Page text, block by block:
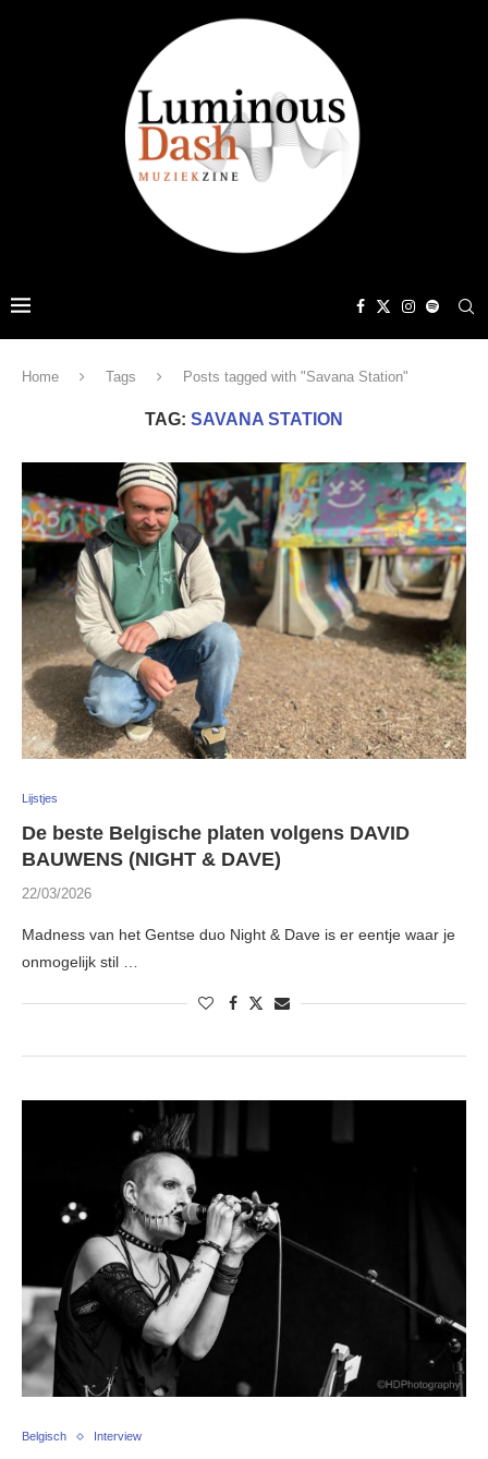
Home Tags Posts tagged with "Savana Station"
TAG: SAVANA STATION
Lijstjes
De beste Belgische platen volgens DAVID
BAUWENS (NIGHT & DAVE)
22/03/2026
Madness van het Gentse duo Night & Dave is er eentje waar je
onmogelijk stil …
Belgisch Interview